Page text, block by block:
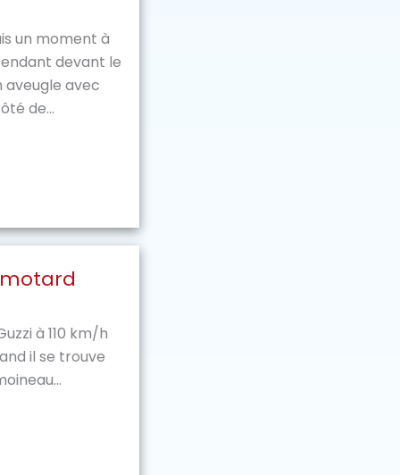
un moment à
devant le
aveugle avec
de...
à 110 km/h
il se trouve